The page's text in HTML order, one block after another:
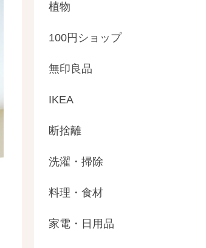
植物
100円ショップ
無印良品
IKEA
断捨離
洗濯・掃除
料理・食材
家電・日用品